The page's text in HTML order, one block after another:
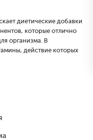
диетические добавки
которые отлично
организма. В
действие которых